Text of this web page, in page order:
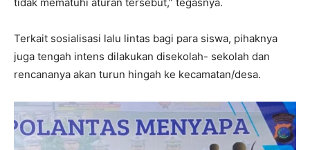
tidak mematuhi aturan tersebut,” tegasnya.
Terkait sosialisasi lalu lintas bagi para siswa, pihaknya
juga tengah intens dilakukan disekolah- sekolah dan
rencananya akan turun hingah ke kecamatan/desa.